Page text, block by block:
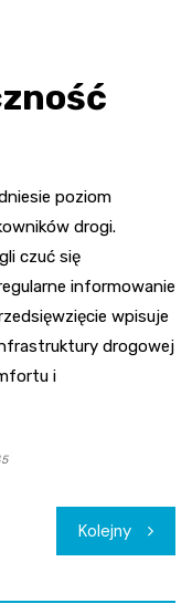
poziom
drogi.
czuć się
informowanie
wpisuje
drogowej
i
Kolejny